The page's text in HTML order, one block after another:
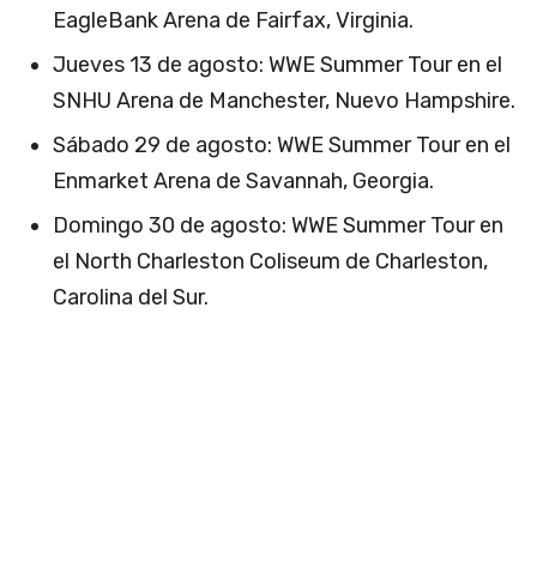
EagleBank Arena de Fairfax, Virginia.
Jueves 13 de agosto: WWE Summer Tour en el
SNHU Arena de Manchester, Nuevo Hampshire.
Sábado 29 de agosto: WWE Summer Tour en el
Enmarket Arena de Savannah, Georgia.
Domingo 30 de agosto: WWE Summer Tour en
el North Charleston Coliseum de Charleston,
Carolina del Sur.